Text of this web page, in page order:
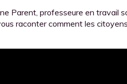
Parent, professeure en travail
raconter comment les